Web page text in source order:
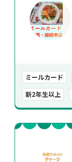
ミールカード
新2年生以上